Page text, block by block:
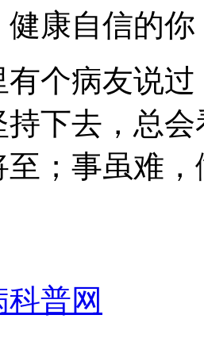
康自信的
个病友说
下去，总
；事虽难
普网